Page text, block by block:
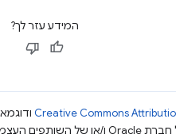
המידע עזר לך?
Creative Commons